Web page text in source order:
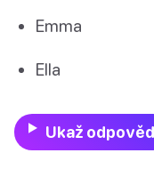
Emma
Ella
Ukaž